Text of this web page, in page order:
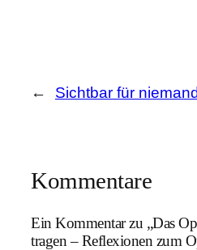
← Sichtbar für niemand
Kommentare
Ein Kommentar zu „Das
tragen – Reflexionen zum